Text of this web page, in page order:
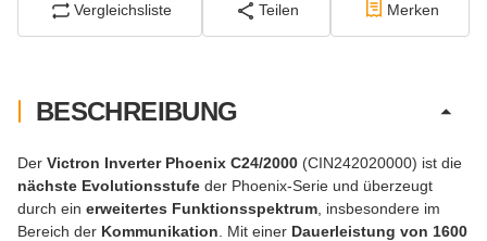
Vergleichsliste Teilen Merken
BESCHREIBUNG
Der Victron Inverter Phoenix C24/2000 (CIN242020000) ist die
nächste Evolutionsstufe der Phoenix-Serie und überzeugt
durch ein erweitertes Funktionsspektrum , insbesondere im
Bereich der Kommunikation . Mit einer Dauerleistung von 1600